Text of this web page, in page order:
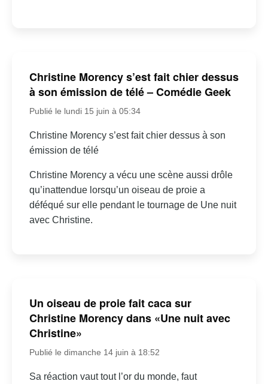
Christine Morency s’est fait chier dessus
à son émission de télé – Comédie Geek
Publié le lundi 15 juin à 05:34
Christine Morency s’est fait chier dessus à son
émission de télé
Christine Morency a vécu une scène aussi drôle
qu’inattendue lorsqu’un oiseau de proie a
déféqué sur elle pendant le tournage de Une nuit
avec Christine.
Un oiseau de proie fait caca sur
Christine Morency dans «Une nuit avec
Christine»
Publié le dimanche 14 juin à 18:52
Sa réaction vaut tout l’or du monde, faut